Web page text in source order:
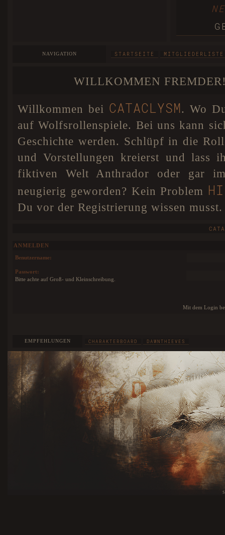
wir begrüßen offiziell unsere Neuzugänge und heißen
Das Forum wurde im Zuge der
DSGVO einigen Veränderungen unterzogen. Sollten
07. JAN 18 Cataclysm hat nun für Anthrador
eine interaktive Karte. Dies bedeutet, dass ihr euren
Wolf absofort selbst auf unserer Karte positionieren
befindet. Als besonderes Add-on könnt ihr in eurem
Profil sogar eine Farbe für euren Pin wählen! Dafür
wurde extra ein Colorpicker im Nutzerprofil eingebaut.
HIER
wolkenlos,
BEGGARS
18. Oktober
NAVIGATION STARTSEITE MITGLIEDERLISTE
WILLKOMMEN
Willkommen bei CATACLYSM. Wo
auf Wolfsrollenspiele. Bei uns kann
Geschichte werden. Schlüpf in die
und Vorstellungen kreierst und lass
fiktiven Welt Anthrador oder gar
neugierig geworden? Kein Problem
Du vor der Registrierung wissen musst.
ANMELDEN
Benutzername:
Passwort:
Bitte achte auf Groß- und Kleinschreibung.
Mit dem Login
EMPFEHLUNGEN CHARAKTERBOARD DAWNTHIEVES